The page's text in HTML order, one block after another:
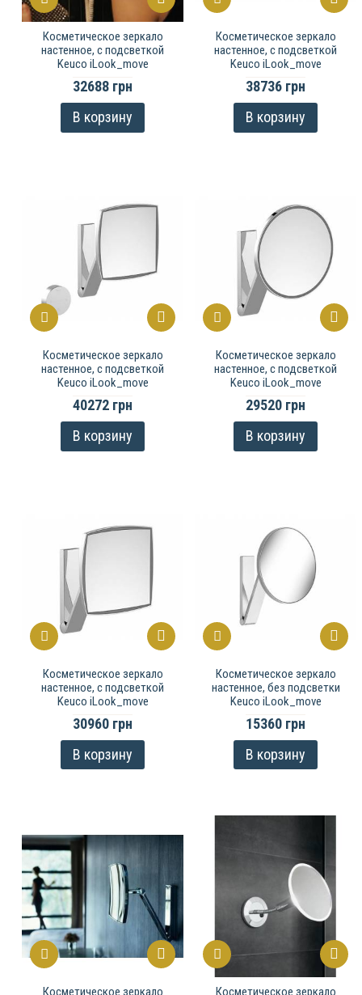
Косметическое зеркало
настенное, c подсветкой
Keuco iLook_move
32688 грн
В корзину
Косметическое зеркало
настенное, c подсветкой
Keuco iLook_move
38736 грн
В корзину
Косметическое зеркало
настенное, c подсветкой
Keuco iLook_move
40272 грн
В корзину
Косметическое зеркало
настенное, c подсветкой
Keuco iLook_move
29520 грн
В корзину
Косметическое зеркало
настенное, c подсветкой
Keuco iLook_move
30960 грн
В корзину
Косметическое зеркало
настенное, без подсветки
Keuco iLook_move
15360 грн
В корзину
Косметическое зеркало Косметическое зеркало